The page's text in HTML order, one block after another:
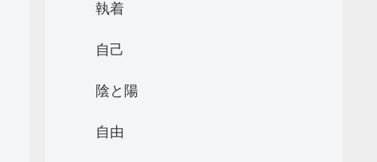
執着
自己
陰と陽
自由